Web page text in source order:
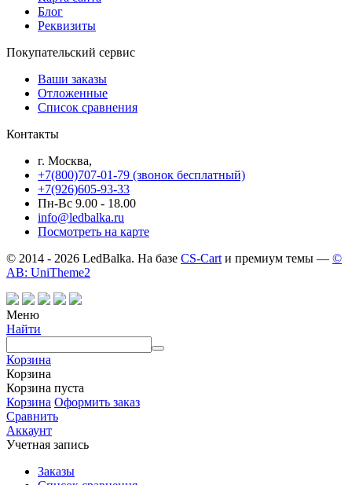
Блог
Реквизиты
Покупательский сервис
Ваши заказы
Отложенные
Список сравнения
Контакты
г. Москва,
+7(800)707-01-79 (звонок бесплатный)
+7(926)605-93-33
Пн-Вс 9.00 - 18.00
info@ledbalka.ru
Посмотреть на карте
© 2014 - 2026 LedBalka. На базе CS-Cartи премиум темы — ©
AB: UniTheme2
Меню
Найти
Корзина
Корзина
Корзина пуста
Корзина Оформить заказ
Сравнить
Аккаунт
Учетная запись
Заказы